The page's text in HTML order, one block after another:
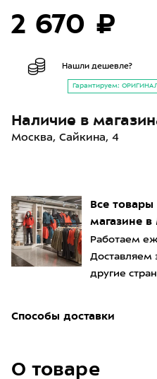
Все товары
магазине в
Работаем
Доставляем
другие
Способы доставки
О товаре
2 670 ₽
Нашли дешевле?
Гарантируем: ОРИГИНАЛ
Наличие в
Москва, Сайкина, 4